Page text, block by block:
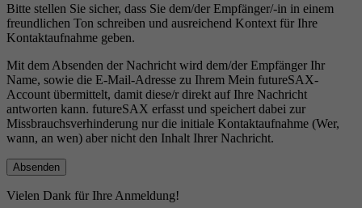
Bitte stellen Sie sicher, dass Sie dem/der Empfänger/-in in einem
freundlichen Ton schreiben und ausreichend Kontext für Ihre
Kontaktaufnahme geben.
Mit dem Absenden der Nachricht wird dem/der Empfänger Ihr
Name, sowie die E-Mail-Adresse zu Ihrem Mein futureSAX-
Account übermittelt, damit diese/r direkt auf Ihre Nachricht
antworten kann. futureSAX erfasst und speichert dabei zur
Missbrauchsverhinderung nur die initiale Kontaktaufnahme (Wer,
wann, an wen) aber nicht den Inhalt Ihrer Nachricht.
Vielen Dank für Ihre Anmeldung!